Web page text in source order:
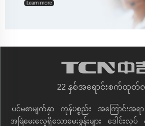
22 နှစ်အရောင်းစက်ထု
ပင်မစာမျက်နှာ ကုန်ပစ္စည်း အကြောင်းအရာ
အမြဲမေးလေ့ရှိသောမေးခွန်းများ
ဒေါင်းလုပ်